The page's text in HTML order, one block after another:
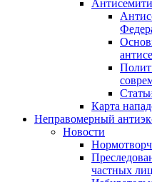
Карта
Неправомерный
Новости
частных лиц